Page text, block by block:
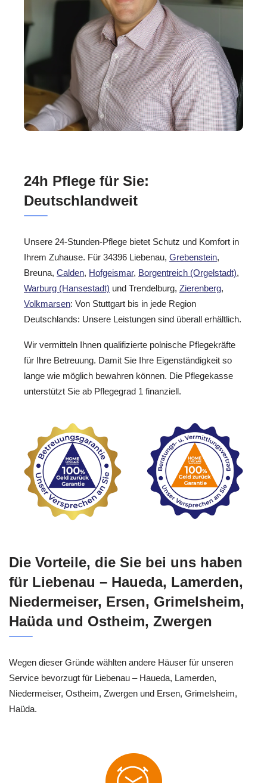
24h Pflege für Sie:
Deutschlandweit
Unsere 24-Stunden-Pflege bietet Schutz und Komfort in
Ihrem Zuhause. Für 34396 Liebenau, Grebenstein,
Breuna, Calden, Hofgeismar, Borgentreich (Orgelstadt),
Warburg (Hansestadt) und Trendelburg, Zierenberg,
Volkmarsen: Von Stuttgart bis in jede Region
Deutschlands: Unsere Leistungen sind überall erhältlich.
Wir vermitteln Ihnen qualifizierte polnische Pflegekräfte
für Ihre Betreuung. Damit Sie Ihre Eigenständigkeit so
lange wie möglich bewahren können. Die Pflegekasse
unterstützt Sie ab Pflegegrad 1 finanziell.
Die Vorteile, die Sie bei uns haben
für Liebenau – Haueda, Lamerden,
Niedermeiser, Ersen, Grimelsheim,
Haüda und Ostheim, Zwergen
Wegen dieser Gründe wählten andere Häuser für unseren
Service bevorzugt für Liebenau – Haueda, Lamerden,
Niedermeiser, Ostheim, Zwergen und Ersen, Grimelsheim,
Haüda.